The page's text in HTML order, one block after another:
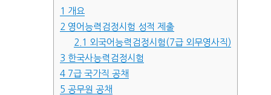
1 개요
2 영어능력검정시험 성적 제출
2.1 외국어능력검정시험(7급 외무영사직)
3 한국사능력검정시험
4 7급 국가직 공채
5 공무원 공채